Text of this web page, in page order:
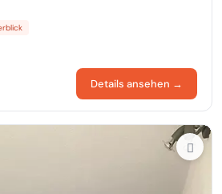
Details ansehen →